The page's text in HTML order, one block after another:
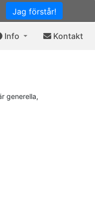
Jag förstår!
Info Kontakt
generella,